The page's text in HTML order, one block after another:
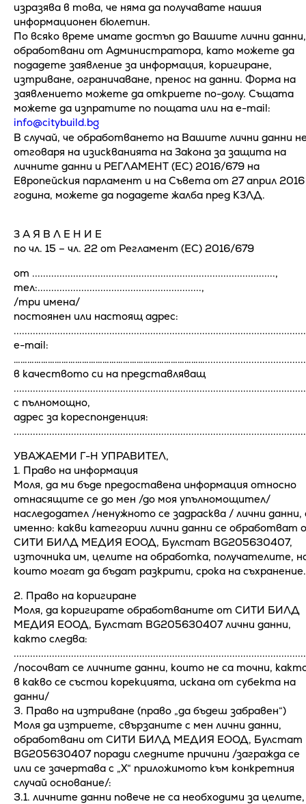
изразява в това, че няма да получавате нашия
информационен бюлетин.
По всяко време имате достъп до Вашите лични данни,
обработвани от Администратора, като можете да
подадете заявление за информация, коригиране,
изтриване, ограничаване, пренос на данни. Форма на
заявлението можете да откриете по-долу. Същата
можете да изпратите по пощата или на e-mail:
info@citybuild.bg
В случай, че обработването на Вашите лични данни
отговаря на изискванията на Закона за защита на
личните данни и РЕГЛАМЕНТ (ЕС) 2016/679 на
Европейския парламент и на Съвета от 27 април 2016
година, можете да подадете жалба пред КЗЛД.
З А Я В Л Е Н И Е
по чл. 15 – чл. 22 от Регламент (ЕС) 2016/679
от .........................................................................................,
тел:............................................................,
/три имена/
постоянен или настоящ адрес:
e-mail:
в качеството си на представляващ
с пълномощно,
адрес за кореспонденция:
УВАЖАЕМИ Г-Н УПРАВИТЕЛ,
1. Право на информация
Моля, да ми бъде предоставена информация относно
отнасящите се до мен /до моя упълномощител/
наследодател /ненужното се задрасква / лични данни,
именно: какви категории лични данни се обработват
СИТИ БИЛД МЕДИЯ ЕООД, Булстат BG205630407,
източника им, целите на обработка, получателите,
които могат да бъдат разкрити, срока на съхранение.
2. Право на коригиране
Моля, да коригирате обработваните от СИТИ БИЛД
МЕДИЯ ЕООД, Булстат BG205630407 лични данни,
както следва:
/посочват се личните данни, които не са точни,
в какво се състои корекцията, искана от субекта на
данни/
3. Право на изтриване (право „да бъдеш забравен“)
Моля да изтриете, свързаните с мен лични данни,
обработвани от СИТИ БИЛД МЕДИЯ ЕООД, Булстат
BG205630407 поради следните причини /загражда се
или се зачертава с „Х“ приложимото към конкретния
случай основание/:
3.1. личните данни повече не са необходими за